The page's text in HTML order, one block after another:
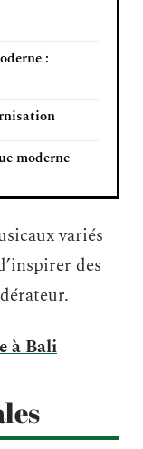
:
moderne
variés
des
à Bali